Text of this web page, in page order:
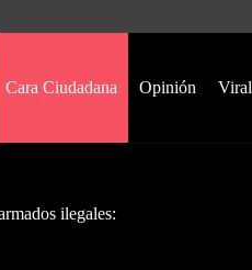
Cara Ciudadana Opinión Viral
ilegales: